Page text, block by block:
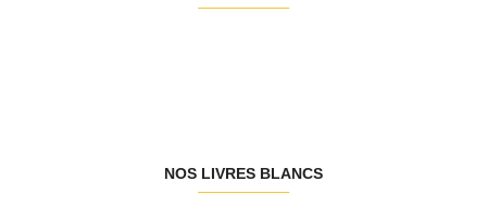
NOS LIVRES BLANCS